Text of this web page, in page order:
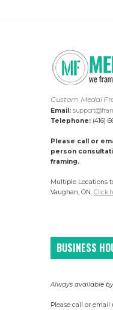
Custom Medal
Email:
Telephone: (416)
Please call or
person
framing.
Multiple Locations
Vaughan, ON. Click
BUSINESS
Always available
Please call or